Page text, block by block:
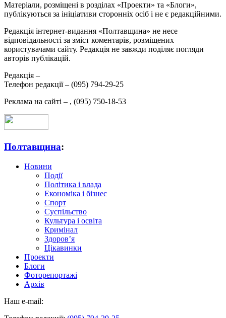
Матеріали, розміщені в розділах «Проекти» та «Блоги»,
публікуються за ініціативи сторонніх осіб і не є редакційними.
Редакція інтернет-видання «Полтавщина» не несе
відповідальності за зміст коментарів, розміщених
користувачами сайту. Редакція не завжди поділяє погляди
авторів публікацій.
Редакція –
Телефон редакції – (095) 794-29-25
Реклама на сайті – , (095) 750-18-53
Полтавщина:
Новини
Події
Політика і влада
Економіка і бізнес
Спорт
Суспільство
Культура і освіта
Кримінал
Здоров’я
Цікавинки
Проекти
Блоги
Фоторепортажі
Архів
Наш e-mail: